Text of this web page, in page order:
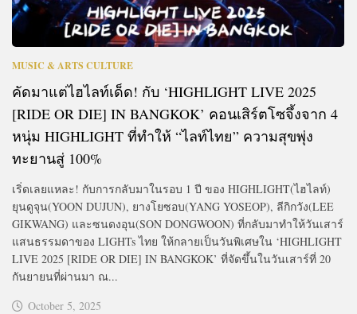
MUSIC & ARTS CULTURE
คัดมาแต่ไฮไลท์เด็ด! กับ ‘HIGHLIGHT LIVE 2025
[RIDE OR DIE] IN BANGKOK’ คอนเสิร์ตโซจึ้งจาก 4
หนุ่ม HIGHLIGHT ที่ทำให้ “ไลท์ไทย” ความสุขพุ่ง
ทะยานสู่ 100%
เริ่ดเลยแหละ! กับการกลับมาในรอบ 1 ปี ของ HIGHLIGHT(ไฮไลท์)
ยุนดูจุน(YOON DUJUN), ยางโยซอบ(YANG YOSEOP), ลีกิกวัง(LEE
GIKWANG) และซนดงอุน(SON DONGWOON) ที่กลับมาทำให้วันเสาร์
แสนธรรมดาของ LIGHTs ไทย ให้กลายเป็นวันพิเศษใน ‘HIGHLIGHT
LIVE 2025 [RIDE OR DIE] IN BANGKOK’ ที่จัดขึ้นในวันเสาร์ที่ 20
กันยายนที่ผ่านมา ณ...
October 5, 2025